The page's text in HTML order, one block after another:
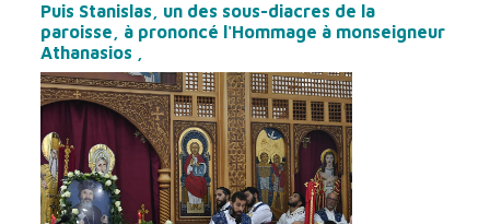
Puis Stanislas, un des sous-diacres de la
paroisse, à prononcé l'Hommage à monseigneur
Athanasios ,